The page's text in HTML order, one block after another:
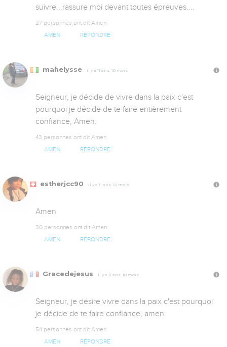
suivre...rassure moi devant toutes épreuves....
27 personnes ont dit Amen
AMEN RÉPONDRE
mahelysse Il y a 11 ans, 10 mois
Seigneur, je décide de vivre dans la paix c'est
pourquoi je décide de te faire entièrement
confiance, Amen.
43 personnes ont dit Amen
AMEN RÉPONDRE
estherjcc90 Il y a 11 ans, 10 mois
Amen
30 personnes ont dit Amen
AMEN RÉPONDRE
Gracedejesus Il y a 11 ans, 10 mois
Seigneur, je désire vivre dans la paix c'est pourquoi
je décide de te faire confiance, amen.
54 personnes ont dit Amen
AMEN RÉPONDRE